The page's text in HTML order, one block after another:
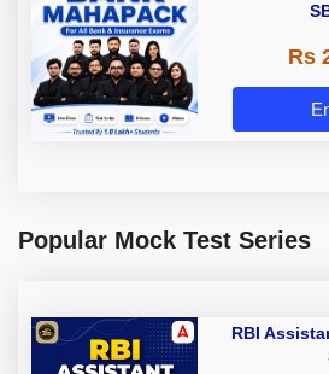
Rs
Popular Mock Test Series
RBI